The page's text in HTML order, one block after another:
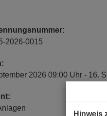
2026-0015
2026 09:00 Uhr - 16.
Hinweis